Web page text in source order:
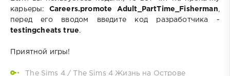
карьеры: Careers.promote Adult_PartTime_Fisherman
перед его вводом введите код разработчика -
testingcheats true.
Приятной игры!
The Sims 4/ The Sims 4 Жизнь на Острове